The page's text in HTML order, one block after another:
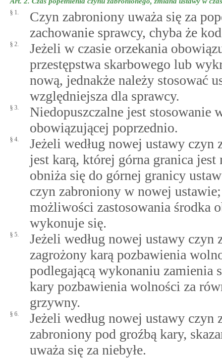
§ 1.
Czyn zabroniony uważa się za
zachowanie sprawcy, chyba że
§ 2.
Jeżeli w czasie orzekania
przestępstwa skarbowego lub
nową, jednakże należy stosować
względniejsza dla sprawcy.
§ 3.
Niedopuszczalne jest stosowanie
obowiązującej poprzednio.
§ 4.
Jeżeli według nowej ustawy
jest karą, której górna granica
obniża się do górnej granicy
czyn zabroniony w nowej
możliwości zastosowania środka
wykonuje się.
§ 5.
Jeżeli według nowej ustawy
zagrożony karą pozbawienia
podlegającą wykonaniu zamienia
kary pozbawienia wolności za
grzywny.
§ 6.
Jeżeli według nowej ustawy
zabroniony pod groźbą kary,
uważa się za niebyłe.